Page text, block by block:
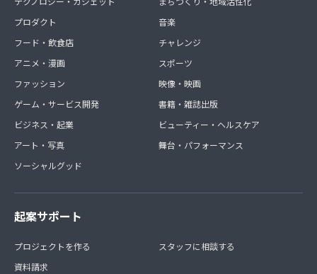
プロダクト
フード・飲食店
アニメ・漫画
ファッション
ゲーム・サービス開発
ビジネス・起業
アート・写真
ソーシャルグッド
音楽
チャレンジ
スポーツ
映像・映画
書籍・雑誌出版
ビューティー・ヘルスケア
舞台・パフォーマンス
起案サポート
プロジェクトを作る
資料請求
スタッフに相談する